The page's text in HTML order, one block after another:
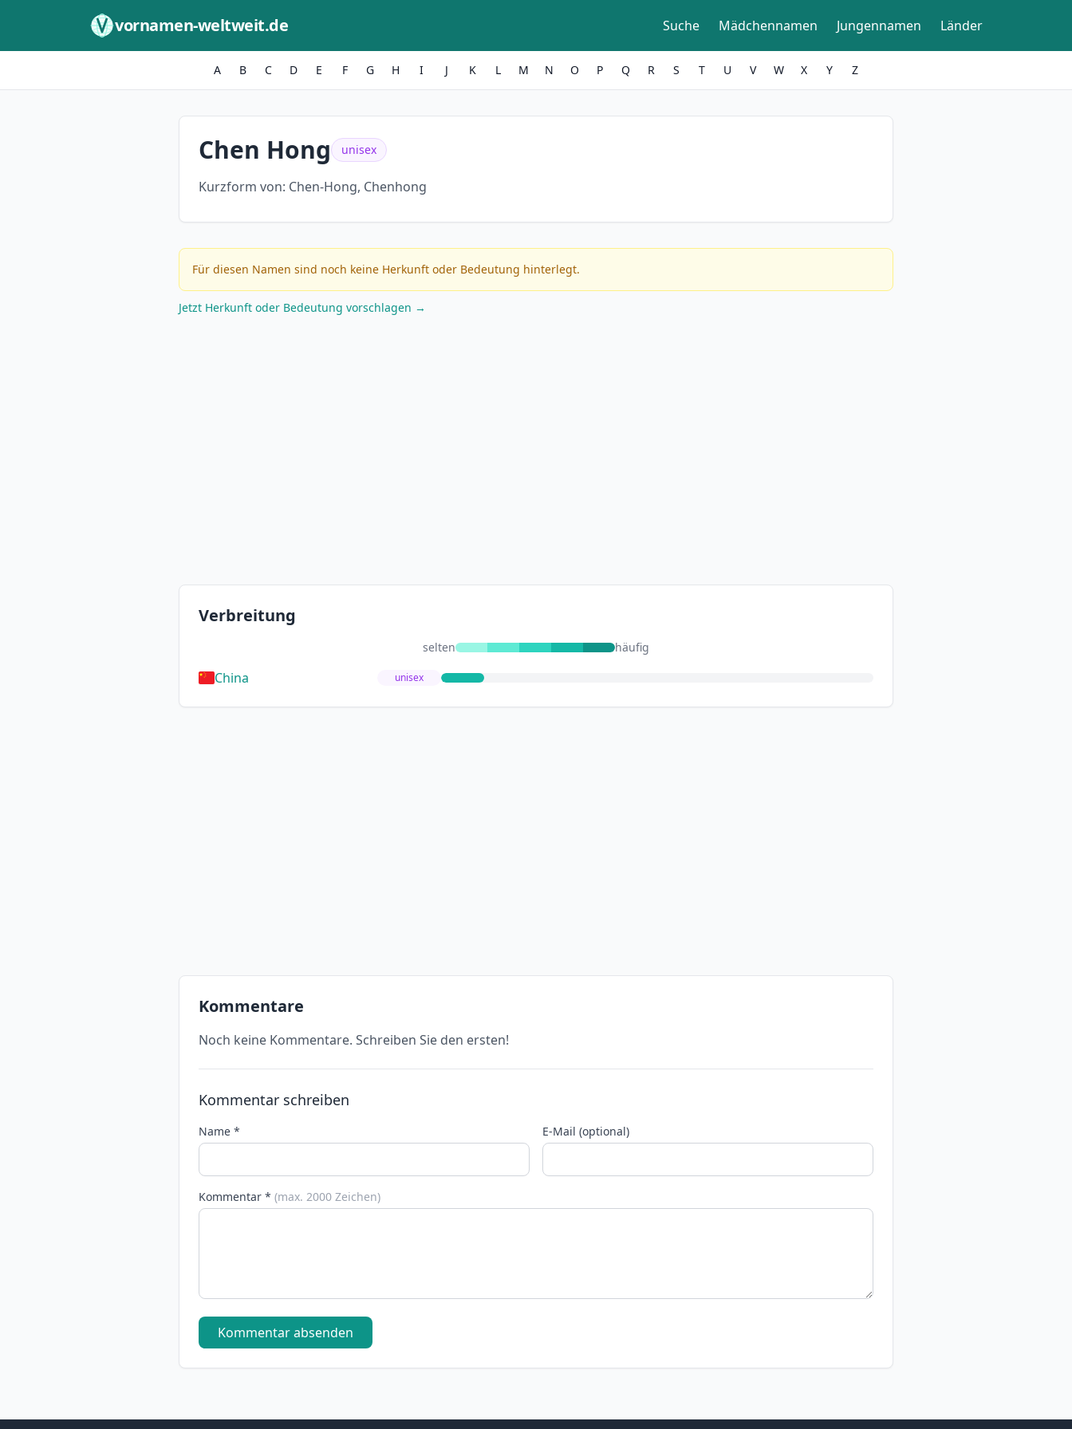
vornamen-weltweit.de Suche Mädchennamen Jungennamen Länder
A B C D E F G H I J K L M N O P Q R S T U V W X Y Z
Chen Hong unisex
Kurzform von: Chen-Hong, Chenhong
Für diesen Namen sind noch keine Herkunft oder Bedeutung hinterlegt.
Jetzt Herkunft oder Bedeutung vorschlagen →
Verbreitung
selten häufig
China unisex
Kommentare
Noch keine Kommentare. Schreiben Sie den ersten!
Kommentar schreiben
Name * E-Mail (optional)
Kommentar * (max. 2000 Zeichen)
Kommentar absenden